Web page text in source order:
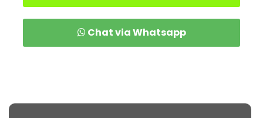
Chat via Whatsapp